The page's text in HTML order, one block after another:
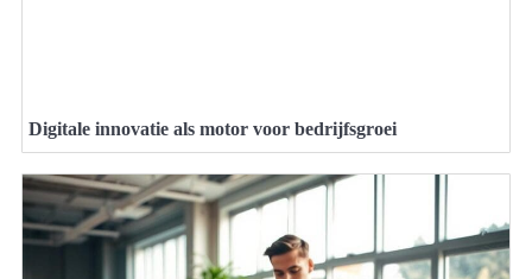
Digitale innovatie als motor voor bedrijfsgroei